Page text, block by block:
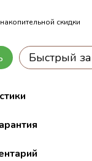
скидки
Быстрый